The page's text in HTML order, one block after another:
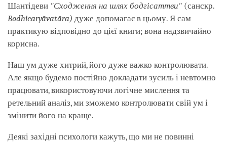
Шантідеви "Сходження на шлях бодгісаттви" (санскр.
Bodhicaryāvatāra) дуже допомагає в цьому. Я сам
практикую відповідно до цієї книги; вона надзвичайно
корисна.
Наш ум дуже хитрий, його дуже важко контролювати.
Але якщо будемо постійно докладати зусиль і невтомно
працювати, використовуючи логічне мислення та
ретельний аналіз, ми зможемо контролювати свій ум і
змінити його на краще.
Деякі західні психологи кажуть, що ми не повинні